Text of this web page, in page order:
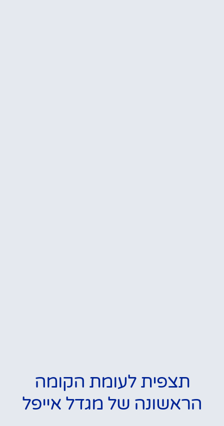
תצפית לעומת הקומה
הראשונה של מגדל אייפל